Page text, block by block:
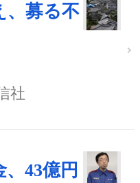
、募る不
社
43億円